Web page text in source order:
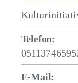
Telefon:
E-Mail: